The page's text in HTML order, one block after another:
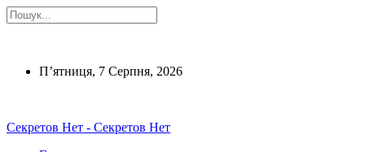
П’ятниця, 7 Серпня, 2026
Секретов Нет - Секретов Нет